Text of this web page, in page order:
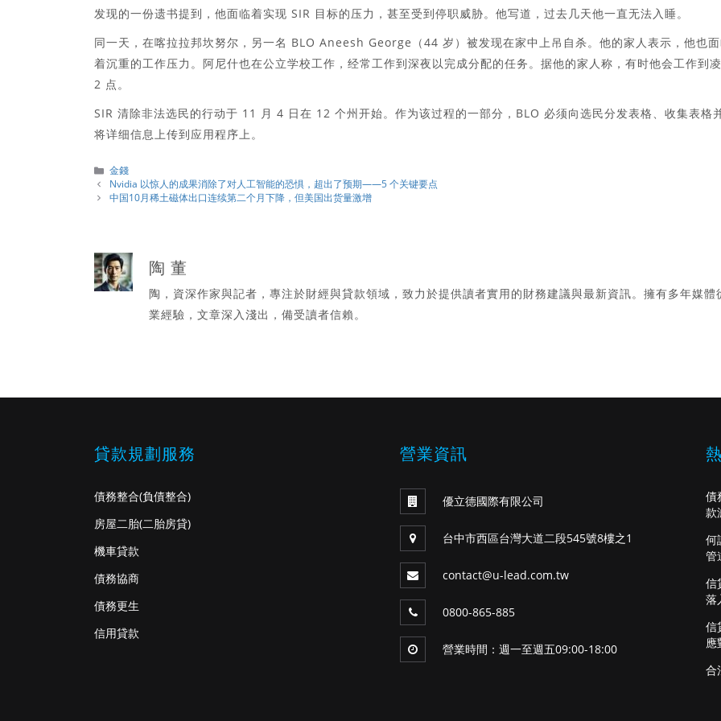
发现的一份遗书提到，他面临着实现 SIR 目标的压力，甚至受到停职威胁。他写道，过去几天他一直无法入睡。
同一天，在喀拉拉邦坎努尔，另一名 BLO Aneesh George（44 岁）被发现在家中上吊自杀。他的家人表示，他也面
着沉重的工作压力。阿尼什也在公立学校工作，经常工作到深夜以完成分配的任务。据他的家人称，有时他会工作到
2 点。
SIR 清除非法选民的行动于 11 月 4 日在 12 个州开始。作为该过程的一部分，BLO 必须向选民分发表格、收集表格
将详细信息上传到应用程序上。
分
類
金錢
Nvidia 以惊人的成果消除了对人工智能的恐惧，超出了预期——5 个关键要点
中国10月稀土磁体出口连续第二个月下降，但美国出货量激增
陶 董
陶，資深作家與記者，專注於財經與貸款領域，致力於提供讀者實用的財務建議與最新資訊。擁有多年媒體
業經驗，文章深入淺出，備受讀者信賴。
貸款規劃服務
債務整合(負債整合)
房屋二胎(二胎房貸)
機車貸款
債務協商
債務更生
信用貸款
營業資訊
優立德國際有限公司
台中市西區台灣大道二段545號8樓之1
contact@u-lead.com.tw
0800-865-885
營業時間：週一至週五09:00-18:00
債
款
何
管
信
落
信
應
合